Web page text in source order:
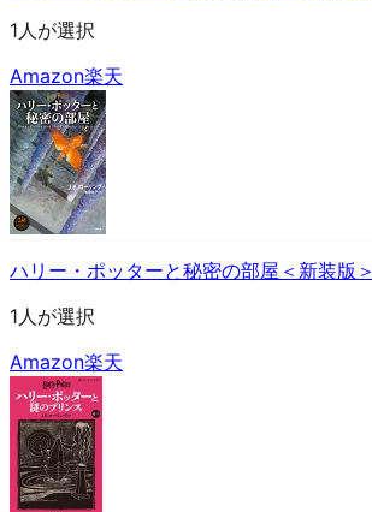
1人が選択
Amazon楽天
ハリー・ポッターと秘密の部屋＜新装版＞
1人が選択
Amazon楽天